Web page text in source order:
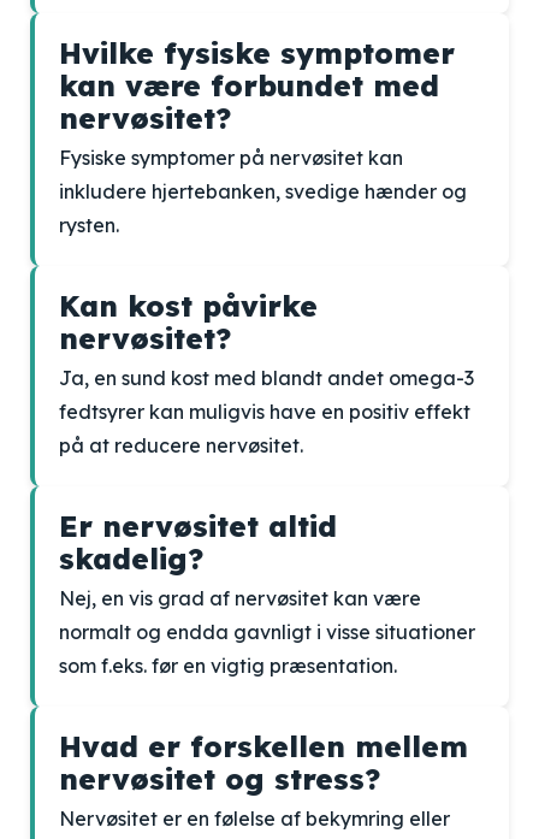
Hvilke fysiske symptomer
kan være forbundet med
nervøsitet?
Fysiske symptomer på nervøsitet kan
inkludere hjertebanken, svedige hænder og
rysten.
Kan kost påvirke
nervøsitet?
Ja, en sund kost med blandt andet omega-3
fedtsyrer kan muligvis have en positiv effekt
på at reducere nervøsitet.
Er nervøsitet altid
skadelig?
Nej, en vis grad af nervøsitet kan være
normalt og endda gavnligt i visse situationer
som f.eks. før en vigtig præsentation.
Hvad er forskellen mellem
nervøsitet og stress?
Nervøsitet er en følelse af bekymring eller